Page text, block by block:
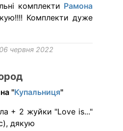
комплекти Рамона
Комплекти дуже
червня 2022
"Купальниця"
+ 2 жуйки "Love is..."
дякую